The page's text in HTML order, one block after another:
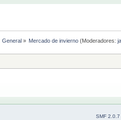
General » Mercado de invierno (Moderadores:
SMF 2.0.7